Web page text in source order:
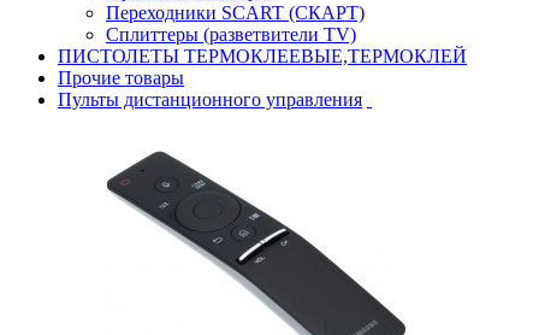
Переходники SCART (СКАРТ)
Сплиттеры (разветвители TV)
ПИСТОЛЕТЫ ТЕРМОКЛЕЕВЫЕ,ТЕРМОКЛЕЙ
Прочие товары
Пульты дистанционного управления